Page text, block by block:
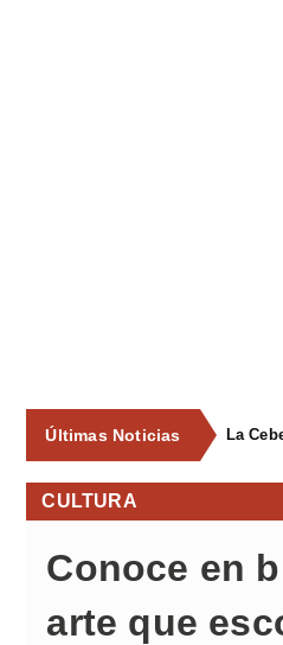
Últimas Noticias
CULTURA
Conoce en
arte que